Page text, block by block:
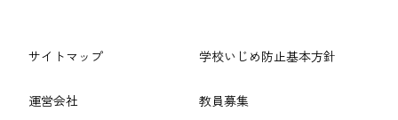
サイトマップ
運営会社
学校いじめ防止基本方針
教員募集